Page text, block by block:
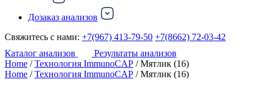
Дозаказ анализов
Свяжитесь с нами: +7(967) 413-79-50 +7(8662) 72-03-42
Каталог анализов
Результаты анализов
Home /Технология ImmunoCAP / Мятлик (16)
Home /Технология ImmunoCAP / Мятлик (16)